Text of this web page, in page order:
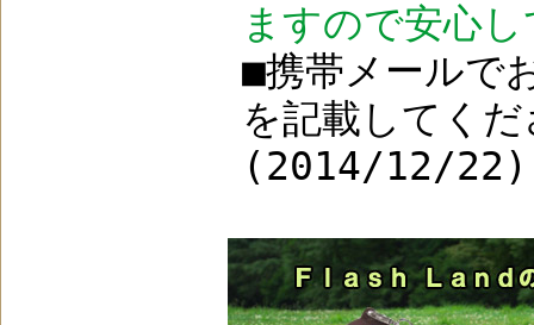
ますので安心
■携帯メールで
を記載してく
(2014/12/22)